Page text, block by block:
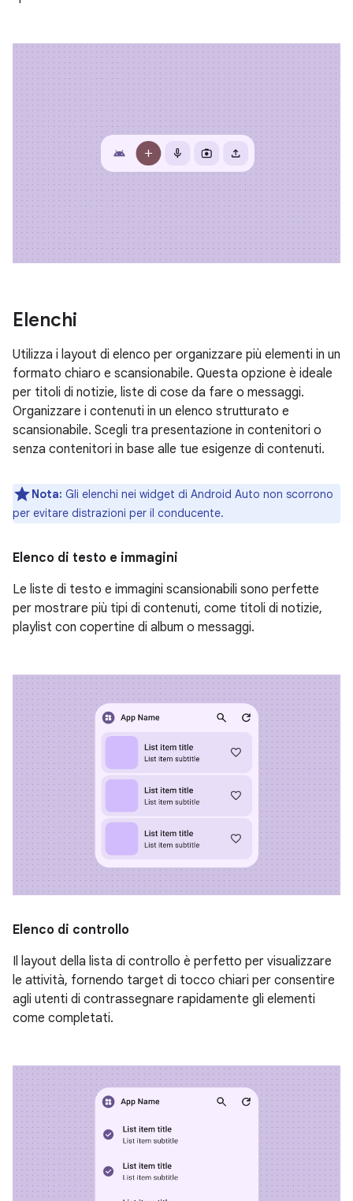
Elenchi
Utilizza i layout di elenco per organizzare più elementi in un
formato chiaro e scansionabile. Questa opzione è ideale
per titoli di notizie, liste di cose da fare o messaggi.
Organizzare i contenuti in un elenco strutturato e
scansionabile. Scegli tra presentazione in contenitori o
senza contenitori in base alle tue esigenze di contenuti.
Nota: Gli elenchi nei widget di Android Auto non scorrono
per evitare distrazioni per il conducente.
Elenco di testo e immagini
Le liste di testo e immagini scansionabili sono perfette
per mostrare più tipi di contenuti, come titoli di notizie,
playlist con copertine di album o messaggi.
Elenco di controllo
Il layout della lista di controllo è perfetto per visualizzare
le attività, fornendo target di tocco chiari per consentire
agli utenti di contrassegnare rapidamente gli elementi
come completati.